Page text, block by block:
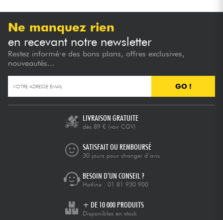
Ne manquez rien
en recevant notre newsletter
Restez informé·e des bons plans, offres exclusives,
nouveautés...
GO !
LIVRAISON GRATUITE
dès 89 € (voir CGV)
SATISFAIT OU REMBOURSÉ
30 jours pour changer d’avis
BESOIN D’UN CONSEIL ?
Hotline : 01 81 930 900
+ DE 10 000 PRODUITS
Disponibles en stock